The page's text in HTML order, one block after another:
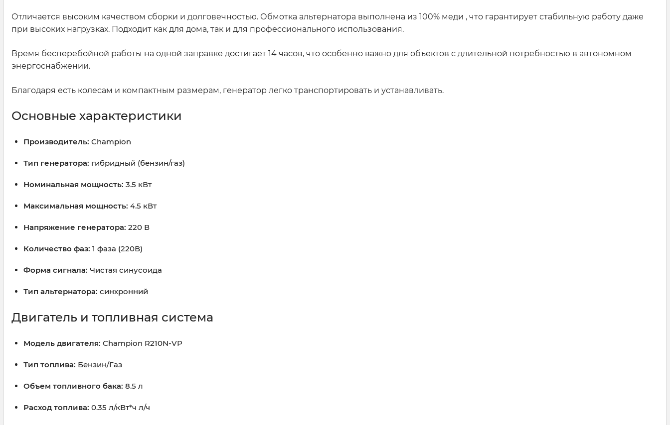
Отличается высоким качеством сборки и долговечностью. Обмотка альтернатора выполнена из 100% меди , что гарантирует стабильную работу даже
при высоких нагрузках. Подходит как для дома, так и для профессионального использования.
Время бесперебойной работы на одной заправке достигает 14 часов, что особенно важно для объектов с длительной потребностью в автономном
энергоснабжении.
Благодаря есть колесам и компактным размерам, генератор легко транспортировать и устанавливать.
Основные характеристики
Производитель: Champion
Тип генератора: гибридный (бензин/газ)
Номинальная мощность: 3.5 кВт
Максимальная мощность: 4.5 кВт
Напряжение генератора: 220 В
Количество фаз: 1 фаза (220В)
Форма сигнала: Чистая синусоида
Тип альтернатора: синхронний
Двигатель и топливная система
Модель двигателя: Champion R210N-VP
Тип топлива: Бензин/Газ
Объем топливного бака: 8.5 л
Расход топлива: 0.35 л/кВт*ч л/ч